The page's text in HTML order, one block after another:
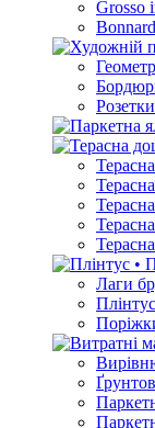
Grosso
Лаги
Плінтус